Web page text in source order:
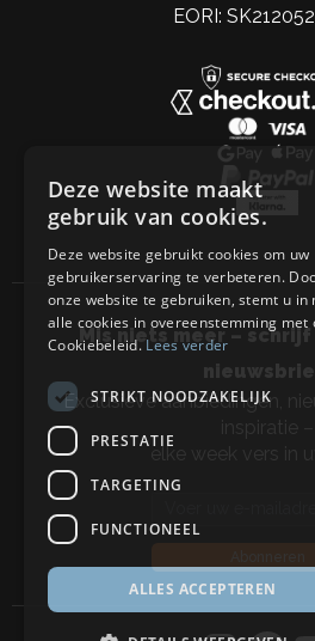
EORI:
Mis niets meer – schrijf
Exclusieve aanbiedingen,
inspiratie –
elke week vers in
Deze website maakt
gebruik van cookies.
Deze website gebruikt cookies om uw
gebruikerservaring te verbeteren.
onze website te gebruiken, stemt u in
alle cookies in overeenstemming met
Cookiebeleid.Lees verder
STRIKT NOODZAKELIJK
PRESTATIE
TARGETING
FUNCTIONEEL
ALLES ACCEPTEREN